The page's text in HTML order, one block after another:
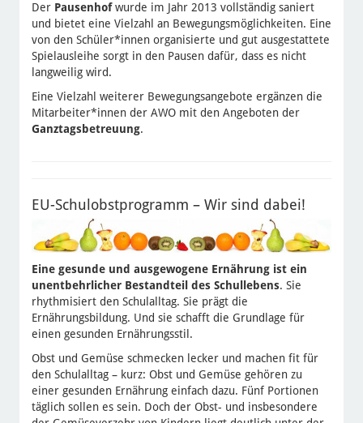
Der Pausenhofwurde im Jahr 2013 vollständig saniert
und bietet eine Vielzahl an Bewegungsmöglichkeiten. Eine
von den Schüler*innen organisierte und gut ausgestattete
Spielausleihe sorgt in den Pausen dafür, dass es nicht
langweilig wird.
Eine Vielzahl weiterer Bewegungsangebote ergänzen die
Mitarbeiter*innen der AWO mit den Angeboten der
Ganztagsbetreuung.
EU-Schulobstprogramm – Wir sind dabei!
Eine gesunde und ausgewogene Ernährung ist ein
unentbehrlicher Bestandteil des Schullebens. Sie
rhythmisiert den Schulalltag. Sie prägt die
Ernährungsbildung. Und sie schafft die Grundlage für
einen gesunden Ernährungsstil.
Obst und Gemüse schmecken lecker und machen fit für
den Schulalltag – kurz: Obst und Gemüse gehören zu
einer gesunden Ernährung einfach dazu. Fünf Portionen
täglich sollen es sein. Doch der Obst- und insbesondere